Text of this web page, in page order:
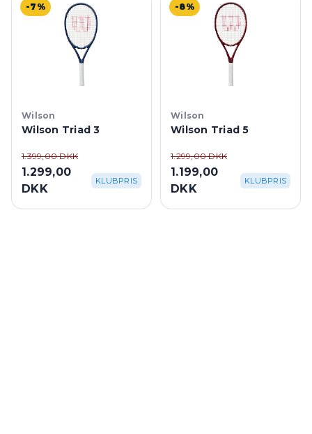
-7%
Wilson
Wilson Triad 3
1.399,00 DKK
1.299,00
DKK
KLUBPRIS
-8%
Wilson
Wilson Triad 5
1.299,00 DKK
1.199,00
DKK
KLUBPRIS